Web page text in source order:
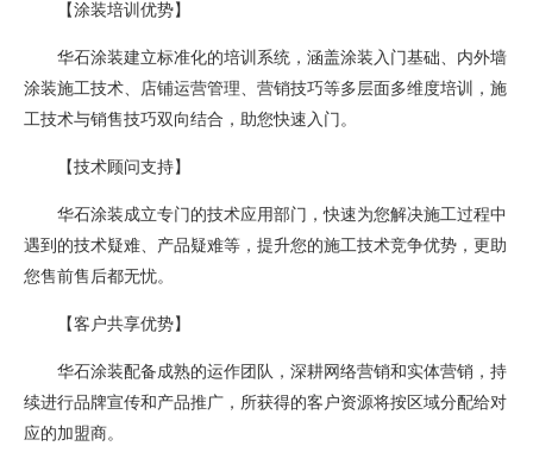
【涂装培训优势】
华石涂装建立标准化的培训系统，涵盖涂装入门基础、内外墙
涂装施工技术、店铺运营管理、营销技巧等多层面多维度培训，施
工技术与销售技巧双向结合，助您快速入门。
【技术顾问支持】
华石涂装成立专门的技术应用部门，快速为您解决施工过程中
遇到的技术疑难、产品疑难等，提升您的施工技术竞争优势，更助
您售前售后都无忧。
【客户共享优势】
华石涂装配备成熟的运作团队，深耕网络营销和实体营销，持
续进行品牌宣传和产品推广，所获得的客户资源将按区域分配给对
应的加盟商。